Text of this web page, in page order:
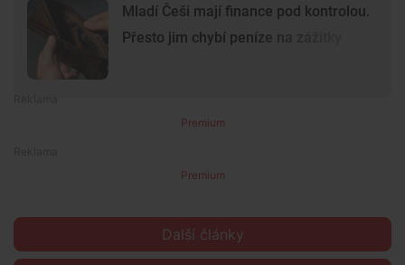
Mladí Češi mají finance pod kontrolou.
Přesto jim chybí peníze na zážitky
Premium
Premium
Další články